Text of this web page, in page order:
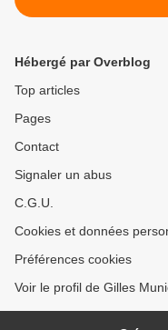
Hébergé par Overblog
Top articles
Pages
Contact
Signaler un abus
C.G.U.
Cookies et données
Préférences cookies
Voir le profil de Gilles